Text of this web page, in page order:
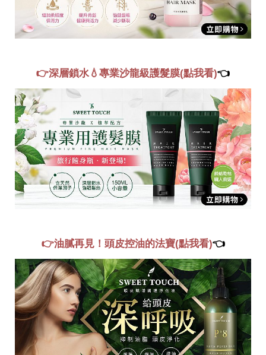
👉深層鎖水💧專業沙龍級護髮膜(點我看)👈
👉油膩再見！頭皮控油的法寶(點我看)👈